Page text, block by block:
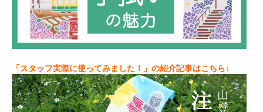
「スタッフ実際に使ってみました！」の紹介記事はこちら↓